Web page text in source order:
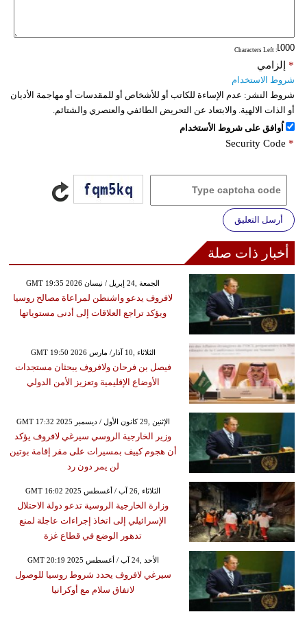
: Characters Left
إلزامي *
شروط الاستخدام
شروط النشر: عدم الإساءة للكاتب أو للأشخاص أو للمقدسات أو مهاجمة الأديان
أو الذات الالهية. والابتعاد عن التحريض الطائفي والعنصري والشتائم.
اُوافق على شروط الأستخدام
Security Code *
أرسل التعليق
أخبار ذات صلة
GMT 19:35 2026 الجمعة ,24 إبريل / نيسان
لافروف يدعو واشنطن لمراعاة مصالح روسيا
ويؤكد تراجع العلاقات إلى أدنى مستوياتها
GMT 19:50 2026 الثلاثاء ,10 آذار/ مارس
فيصل بن فرحان ولافروف يبحثان مستجدات
الأوضاع الإقليمية وتعزيز الأمن الدولي
GMT 17:32 2025 الإثنين ,29 كانون الأول / ديسمبر
وزير الخارجية الروسي سيرغي لافروف يؤكد
أن هجوم كييف بمسيرات على مقر إقامة بوتين
لن يمر دون رد
GMT 16:02 2025 الثلاثاء ,26 آب / أغسطس
وزارة الخارجية الروسية تدعو دولة الاحتلال
الإسرائيلي إلى اتخاذ إجراءات عاجلة لمنع
تدهور الوضع في قطاع غزة
GMT 20:19 2025 الأحد ,24 آب / أغسطس
سيرغي لافروف يحدد شروط روسيا للوصول
لاتفاق سلام مع أوكرانيا